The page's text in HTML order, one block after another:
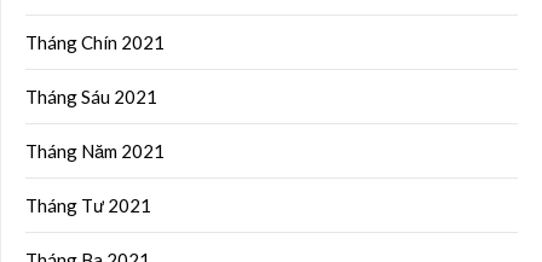
Tháng Chín 2021
Tháng Sáu 2021
Tháng Năm 2021
Tháng Tư 2021